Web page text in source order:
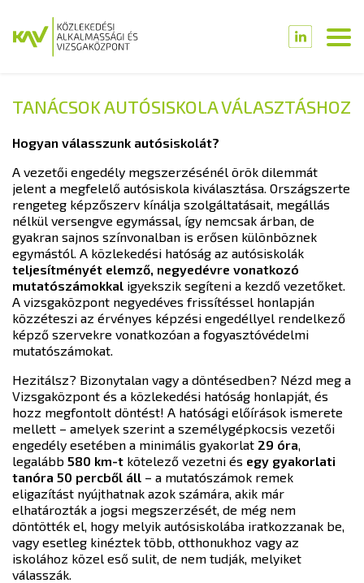
TANÁCSOK AUTÓSISKOLA VÁLASZTÁSHOZ
Hogyan válasszunk autósiskolát?
A vezetői engedély megszerzésénél örök dilemmát
jelent a megfelelő autósiskola kiválasztása. Országszerte
rengeteg képzőszerv kínálja szolgáltatásait, megállás
nélkül versengve egymással, így nemcsak árban, de
gyakran sajnos színvonalban is erősen különböznek
egymástól. A közlekedési hatóság az autósiskolák
teljesítményét elemző, negyedévre vonatkozó
mutatószámokkal igyekszik segíteni a kezdő vezetőket.
A vizsgaközpont negyedéves frissítéssel honlapján
közzéteszi az érvényes képzési engedéllyel rendelkező
képző szervekre vonatkozóan a fogyasztóvédelmi
mutatószámokat.
Hezitálsz? Bizonytalan vagy a döntésedben? Nézd meg a
Vizsgaközpont és a közlekedési hatóság honlapját, és
hozz megfontolt döntést! A hatósági előírások ismerete
mellett – amelyek szerint a személygépkocsis vezetői
engedély esetében a minimális gyakorlat 29 óra,
legalább 580 km-t kötelező vezetni és egy gyakorlati
tanóra 50 percből áll – a mutatószámok remek
eligazítást nyújthatnak azok számára, akik már
elhatározták a jogsi megszerzését, de még nem
döntötték el, hogy melyik autósiskolába iratkozzanak be,
vagy esetleg kinéztek több, otthonukhoz vagy az
iskolához közel eső sulit, de nem tudják, melyiket
válasszák.